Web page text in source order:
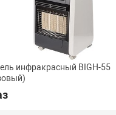
инфракрасный BIGH-55